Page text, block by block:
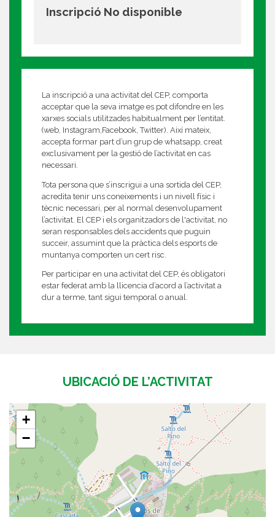
Inscripció No disponible
La inscripció a una activitat del CEP, comporta
acceptar que la seva imatge es pot difondre en les
xarxes socials utilitzades habitualment per l’entitat.
(web, Instagram,Facebook, Twitter). Així mateix,
accepta formar part d’un grup de whatsapp, creat
exclusivament per la gestió de l’activitat en cas
necessari.
Tota persona que s’inscrigui a una sortida del CEP,
acredita tenir uns coneixements i un nivell físic i
tècnic necessari, per al normal desenvolupament
l’activitat. El CEP i els organitzadors de l'activitat, no
seran responsables dels accidents que puguin
succeir, assumint que la pràctica dels esports de
muntanya comporten un cert risc.
Per participar en una activitat del CEP, és obligatori
estar federat amb la llicencia d’acord a l’activitat a
dur a terme, tant sigui temporal o anual.
UBICACIÓ DE L’ACTIVITAT
+
−